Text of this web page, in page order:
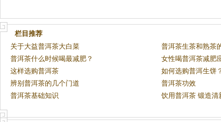
栏目推荐
关于大益普洱茶大白菜
普洱茶生茶和熟茶
普洱茶什么时候喝最减肥？
女性喝普洱茶减肥
这样选购普洱茶
如何选购普洱生饼
辨别普洱茶的几个门道
普洱茶功效
普洱茶基础知识
饮用普洱茶 锻造清